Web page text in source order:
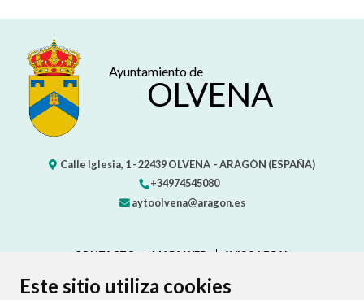
Este sitio utiliza cookies
Ayuntamiento de
OLVENA
Calle Iglesia, 1 -22439OLVENA - ARAGÓN (ESPAÑA)
+34974545080
aytoolvena@aragon.es
CONTACTO MAPA WEB
AVISO LEGAL
PROTECCIÓN DE DATOS
POLÍTICA DE COOKIES